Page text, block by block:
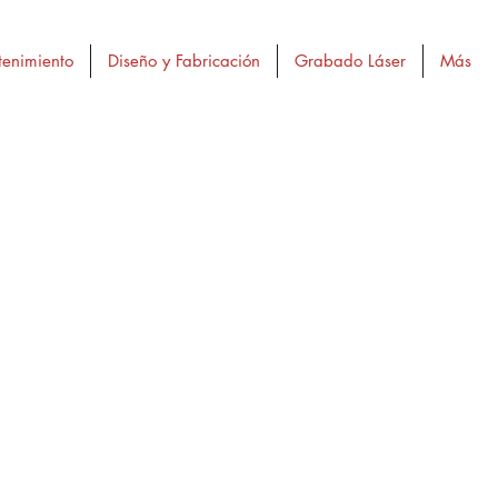
Diseño y Fabricación Grabado Láser Más